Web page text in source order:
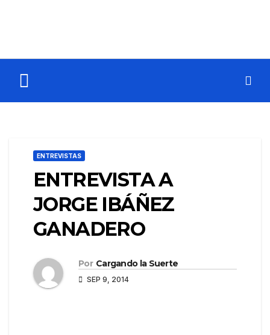
ENTREVISTAS
ENTREVISTA A
JORGE IBÁÑEZ
GANADERO
Por Cargando la Suerte
SEP 9, 2014